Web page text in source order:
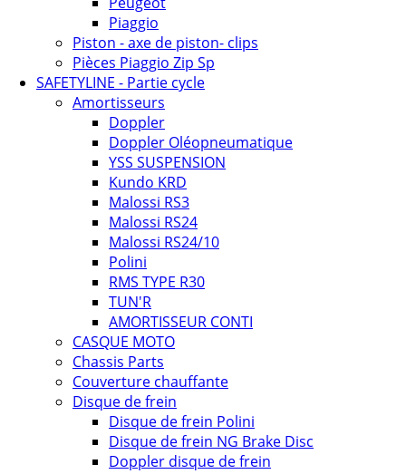
Piaggio
Piston - axe de piston- clips
Pièces Piaggio Zip Sp
SAFETYLINE - Partie cycle
Amortisseurs
Doppler
Doppler Oléopneumatique
YSS SUSPENSION
Kundo KRD
Malossi RS3
Malossi RS24
Malossi RS24/10
Polini
RMS TYPE R30
TUN'R
AMORTISSEUR CONTI
CASQUE MOTO
Chassis Parts
Couverture chauffante
Disque de frein
Disque de frein Polini
Disque de frein NG Brake Disc
Doppler disque de frein